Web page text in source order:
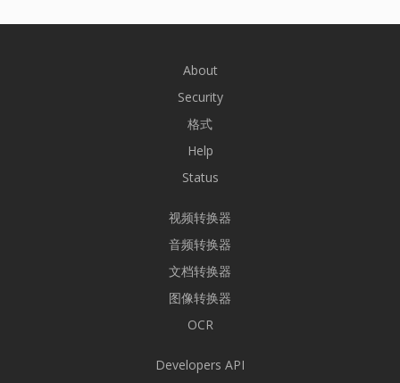
About
Security
格式
Help
Status
视频转换器
音频转换器
文档转换器
图像转换器
OCR
Developers API